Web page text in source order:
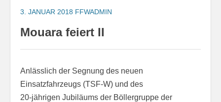
3. JANUAR 2018 FFWADMIN
Mouara feiert II
Anlässlich der Segnung des neuen
Einsatzfahrzeugs (TSF-W) und des
20-jährigen Jubiläums der Böllergruppe der